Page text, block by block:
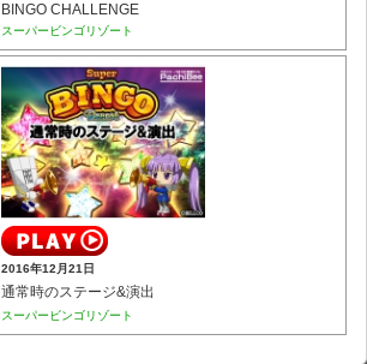
BINGO CHALLENGE
スーパービンゴリゾート
2016年12月21日
通常時のステージ&演出
スーパービンゴリゾート